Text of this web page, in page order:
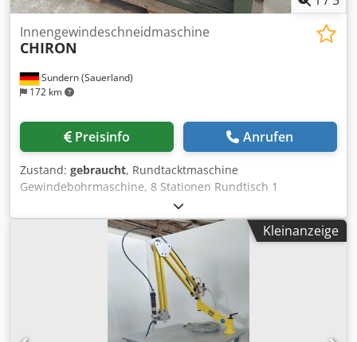
Sundern (Sauerland)
172 km
Innengewindeschneidmaschine
CHIRON
Preisinfo Anrufen
Zustand: gebraucht, Rundtacktmaschine
Gewindebohrmaschine, 8 Stationen Rundtisch 1
Prüfstation , 1 vertikale und eine horizontale
Gewindebohreinheit Mit Leitpatrone 1 mm Steigung
Chiron , Gewindebohreinheit mit Leitpatrone 0,7 mm
Steigung, M 4 Eine Entnahmestation ,
Kühlmitteleinrichtung Dkedpfxjyl Ntpe Akpjr
Kleinanzeige